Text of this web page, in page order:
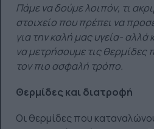
Πάμε να δούμε λοιπόν, τι
στοιχείο που πρέπει να
για την καλή μας υγεία-
να μετρήσουμε τις
τον πιο ασφαλή τρόπο.
Θερμίδες και διατροφή
Οι θερμίδες που